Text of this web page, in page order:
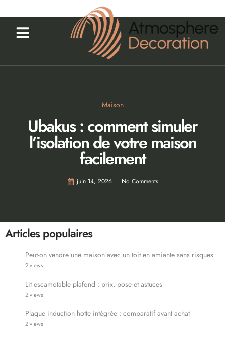
Maison
Ubakus : comment simuler
l’isolation de votre maison
facilement
juin 14, 2026 No Comments
Articles populaires
Peut-on vendre une maison avec un toit en amiante sans risques
2 views
Lit escamotable plafond : prix, pose et astuces
2 views
Plaque induction hotte intégrée : comparatif avant achat
2 views